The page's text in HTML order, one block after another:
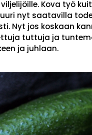
Kova työ
nyt saatavilla
Nyt jos koskaan
tuttuja ja
ja juhlaan.